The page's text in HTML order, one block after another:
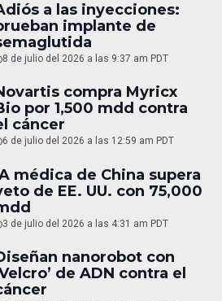
a las inyecciones:
implante de
8 de julio del 2026 a las 9:37 am PDT
compra Myricx
por 1,500 mdd contra
cáncer
6 de julio del 2026 a las 12:59 am PDT
médica de China supera
de EE. UU. con 75,000
3 de julio del 2026 a las 4:31 am PDT
nanorobot con
de ADN contra el